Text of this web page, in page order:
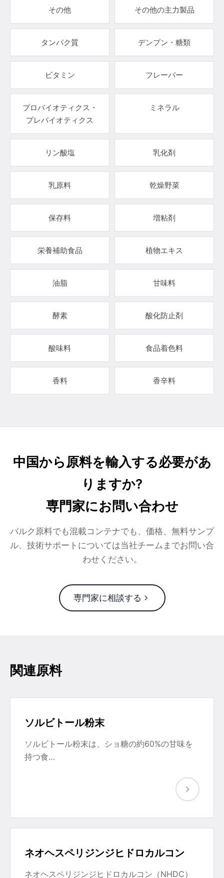
その他 その他の主力製品
タンパク質 デンプン・糖類
ビタミン フレーバー
プロバイオティクス・
プレバイオティクス
ミネラル
リン酸塩 乳化剤
乳原料 乾燥野菜
保存料 増粘剤
栄養補助食品 植物エキス
油脂 甘味料
酵素 酸化防止剤
酸味料 食品着色料
香料 香辛料
中国から原料を輸入する必要があ
りますか?
専門家にお問い合わせ
バルク原料でも混載コンテナでも、価格、無料サンプ
ル、技術サポートについては当社チームまでお問い合
わせください。
専門家に相談する
関連原料
ソルビトール粉末
ソルビトール粉末は、ショ糖の約60%の甘味を
持つ食…
ネオヘスペリジンジヒドロカルコン
ネオヘスペリジンジヒドロカルコン（NHDC）